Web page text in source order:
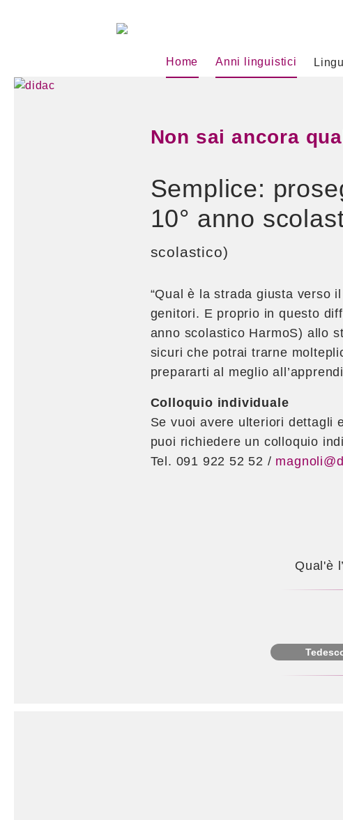
Home Anni linguistici
Non sai ancora
Semplice:
10° anno
scolastico)
“Qual è la strada giusta verso
genitori. E proprio in questo
anno scolastico HarmoS) allo
sicuri che potrai trarne
prepararti al meglio
Colloquio individuale
Se vuoi avere ulteriori dettagli
puoi richiedere un colloquio
Tel. 091 922 52 52 /
Qual'è